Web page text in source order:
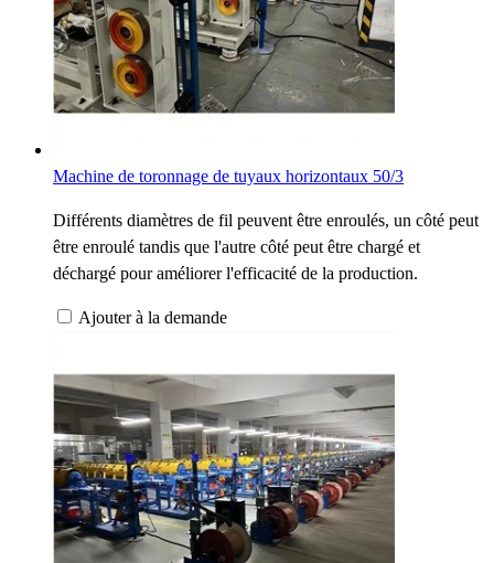
Machine de toronnage de tuyaux horizontaux 50/3
Différents diamètres de fil peuvent être enroulés, un côté peut
être enroulé tandis que l'autre côté peut être chargé et
déchargé pour améliorer l'efficacité de la production.
Ajouter à la demande